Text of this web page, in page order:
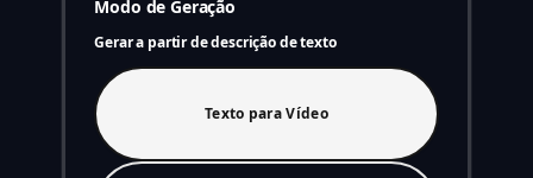
Modo de Geração
Gerar a partir de descrição de texto
Texto para Vídeo